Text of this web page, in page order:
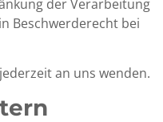
der Verarbeitung
Beschwerderecht bei
an uns wenden.